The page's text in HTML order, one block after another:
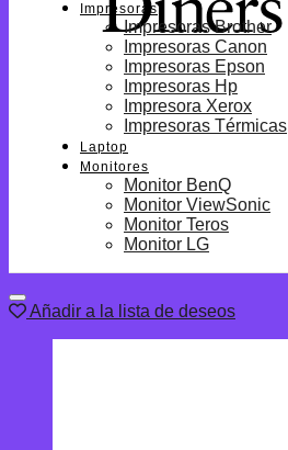
Impresoras
Impresoras Brother
Impresoras Canon
Impresoras Epson
Impresoras Hp
Impresora Xerox
Impresoras Térmicas
Laptop
Monitores
Monitor BenQ
Monitor ViewSonic
Monitor Teros
Monitor LG
Añadir a la lista de deseos